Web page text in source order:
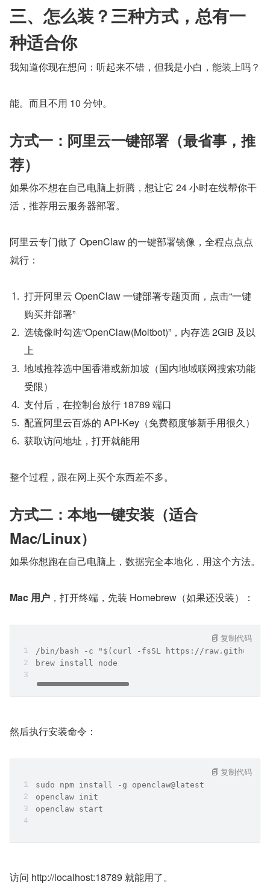
三、怎么装？三种方式，总有一
种适合你
我知道你现在想问：听起来不错，但我是小白，能装上吗？
能。而且不用 10 分钟。
方式一：阿里云一键部署（最省事，推
荐）
如果你不想在自己电脑上折腾，想让它 24 小时在线帮你干
活，推荐用云服务器部署。
阿里云专门做了 OpenClaw 的一键部署镜像，全程点点点
就行：
打开阿里云 OpenClaw 一键部署专题页面，点击“一键
购买并部署”
选镜像时勾选“OpenClaw(Moltbot)”，内存选 2GiB 及以
上
地域推荐选中国香港或新加坡（国内地域联网搜索功能
受限）
支付后，在控制台放行 18789 端口
配置阿里云百炼的 API-Key（免费额度够新手用很久）
获取访问地址，打开就能用
整个过程，跟在网上买个东西差不多。
方式二：本地一键安装（适合
Mac/Linux）
如果你想跑在自己电脑上，数据完全本地化，用这个方法。
Mac 用户 ，打开终端，先装 Homebrew（如果还没装）：
/bin/bash -c "$(curl -fsSL https://
brew install node
复制代码
然后执行安装命令：
sudo npm install -g openclaw@latest
openclaw init
openclaw start
复制代码
访问 http://localhost:18789 就能用了。